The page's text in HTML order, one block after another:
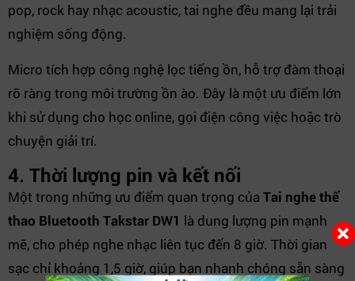
pop, rock hay nhạc acoustic, tai nghe đều mang lại trải
nghiệm sống động.
Micro tích hợp công nghệ lọc tiếng ồn, hỗ trợ đàm thoại
rõ ràng trong môi trường ồn ào. Đây là một ưu điểm lớn
khi sử dụng cho học online, gọi điện công việc hoặc trò
chuyện giải trí.
4. Thời lượng pin và kết nối
Một trong những ưu điểm quan trọng của Tai nghe thể
thao Bluetooth Takstar DW1 là dung lượng pin mạnh
mẽ, cho phép nghe nhạc liên tục đến 8 giờ. Thời gian
sạc chỉ khoảng 1,5 giờ, giúp bạn nhanh chóng sẵn sàng